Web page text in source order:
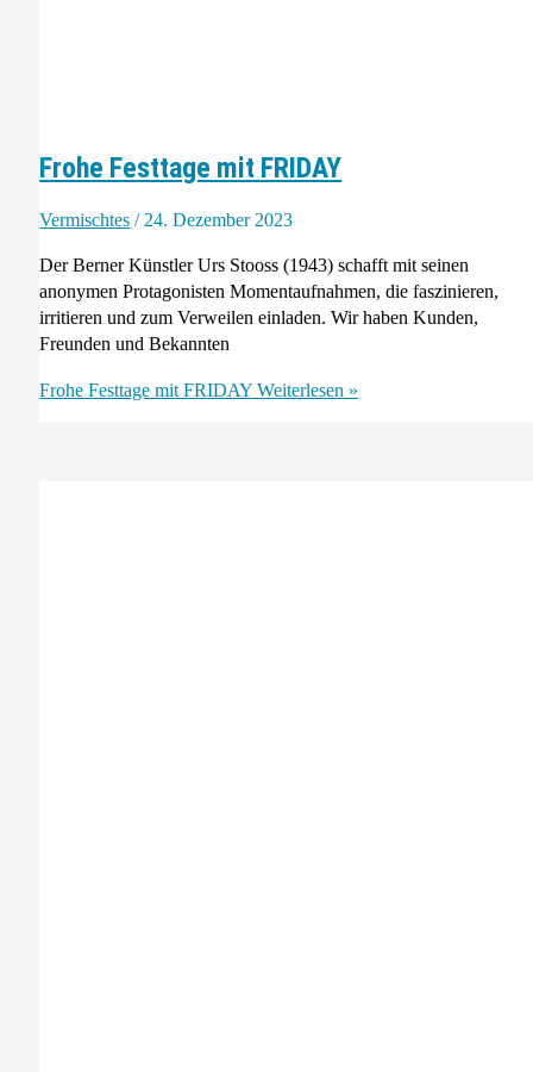
Frohe Festtage mit FRIDAY
Vermischtes /24. Dezember 2023
Der Berner Künstler Urs Stooss (1943) schafft mit seinen
anonymen Protagonisten Momentaufnahmen, die faszinieren,
irritieren und zum Verweilen einladen. Wir haben Kunden,
Freunden und Bekannten
Frohe Festtage mit FRIDAY Weiterlesen »